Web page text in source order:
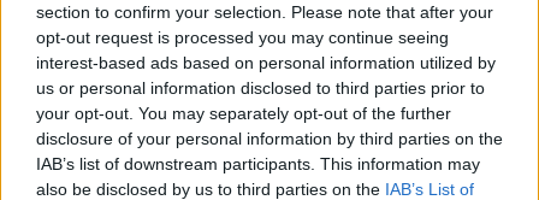
section to confirm your selection. Please note that after your
opt-out request is processed you may continue seeing
interest-based ads based on personal information utilized by
us or personal information disclosed to third parties prior to
your opt-out. You may separately opt-out of the further
disclosure of your personal information by third parties on the
IAB’s list of downstream participants. This information may
also be disclosed by us to third parties on the IAB’s List of
claimen via de Feyenoord Ticketshop. Het evenement moet,
zoals ieder jaar, de officiële aftrap richting het nieuwe seizoen
vormen voor de achterban.
Een dag later vertrekt Feyenoord naar België voor een
trainingskamp. De selectie verblijft daar van zondag 19 juli tot
en met zaterdag 25 juli. Voor Van Bronckhorst wordt dat